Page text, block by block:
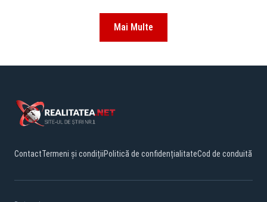
Mai Multe
ContactTermeni și condițiiPolitică de confidențialitateCod de conduită